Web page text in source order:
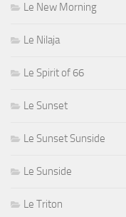
Le New Morning
Le Nilaja
Le Spirit of 66
Le Sunset
Le Sunset Sunside
Le Sunside
Le Triton